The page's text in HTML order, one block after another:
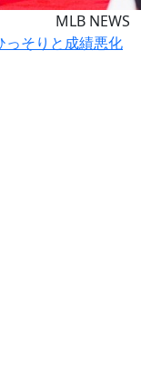
MLB NEWS
っそりと成績悪化